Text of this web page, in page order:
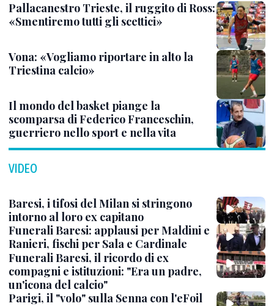
Pallacanestro Trieste, il ruggito di Ross:
«Smentiremo tutti gli scettici»
Vona: «Vogliamo riportare in alto la
Triestina calcio»
Il mondo del basket piange la
scomparsa di Federico Franceschin,
guerriero nello sport e nella vita
VIDEO
Baresi, i tifosi del Milan si stringono
intorno al loro ex capitano
Funerali Baresi: applausi per Maldini e
Ranieri, fischi per Sala e Cardinale
Funerali Baresi, il ricordo di ex
compagni e istituzioni: "Era un padre,
un'icona del calcio"
Parigi, il "volo" sulla Senna con l'eFoil